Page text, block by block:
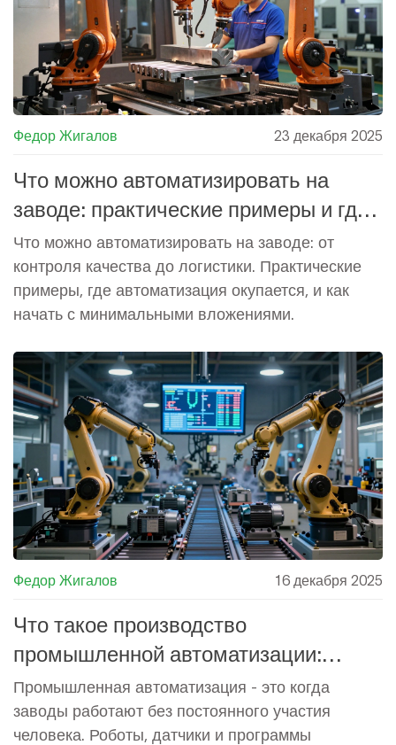
Федор Жигалов 23 декабря 2025
Что можно автоматизировать на
заводе: практические примеры и где
начать
Что можно автоматизировать на заводе: от
контроля качества до логистики. Практические
примеры, где автоматизация окупается, и как
начать с минимальными вложениями.
Федор Жигалов 16 декабря 2025
Что такое производство
промышленной автоматизации:
простыми словами о том, как роботы
и программы меняют заводы
Промышленная автоматизация - это когда
заводы работают без постоянного участия
человека. Роботы, датчики и программы